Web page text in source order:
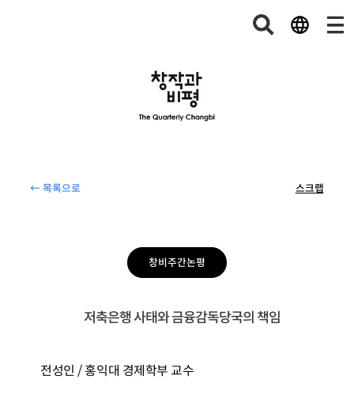
← 목록으로 스크랩
창비주간논평
저축은행 사태와 금융감독당국의 책임
전성인 / 홍익대 경제학부 교수